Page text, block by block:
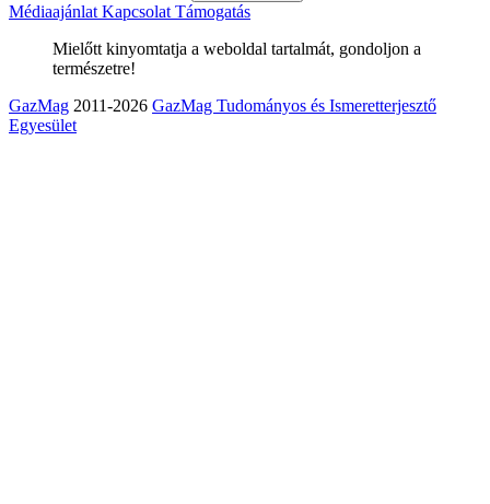
Médiaajánlat Kapcsolat Támogatás
Mielőtt kinyomtatja a weboldal tartalmát, gondoljon a
természetre!
GazMag 2011-2026 GazMag Tudományos és Ismeretterjesztő
Egyesület